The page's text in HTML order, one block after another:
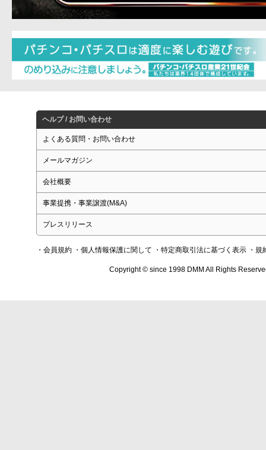
ヘルプ / お問い合わせ
よくある質問・お問い合わせ
メールマガジン
会社概要
事業提携・事業譲渡(M&A)
プレスリリース
・会員規約 ・個人情報保護に関して ・特定商取引法に基づく表示 ・規
Copyright © since 1998 DMM All Rights